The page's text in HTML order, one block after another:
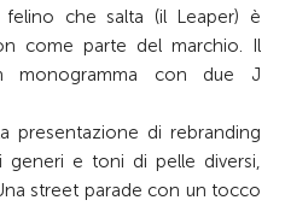
che salta (il Leaper) è
come parte del marchio. Il
con due J
presentazione di rebranding
e toni di pelle diversi,
street parade con un tocco